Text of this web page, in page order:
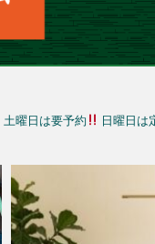
土曜日は要予約 日曜日は